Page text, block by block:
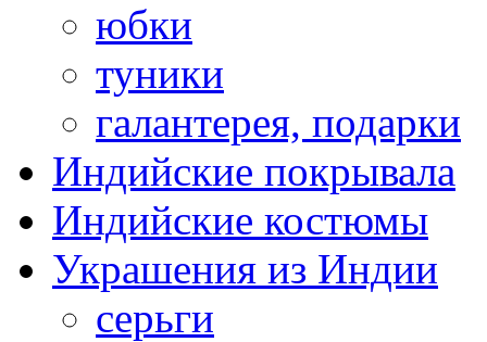
юбки
туники
галантерея, подарки
Индийские покрывала
Индийские костюмы
Украшения из Индии
серьги